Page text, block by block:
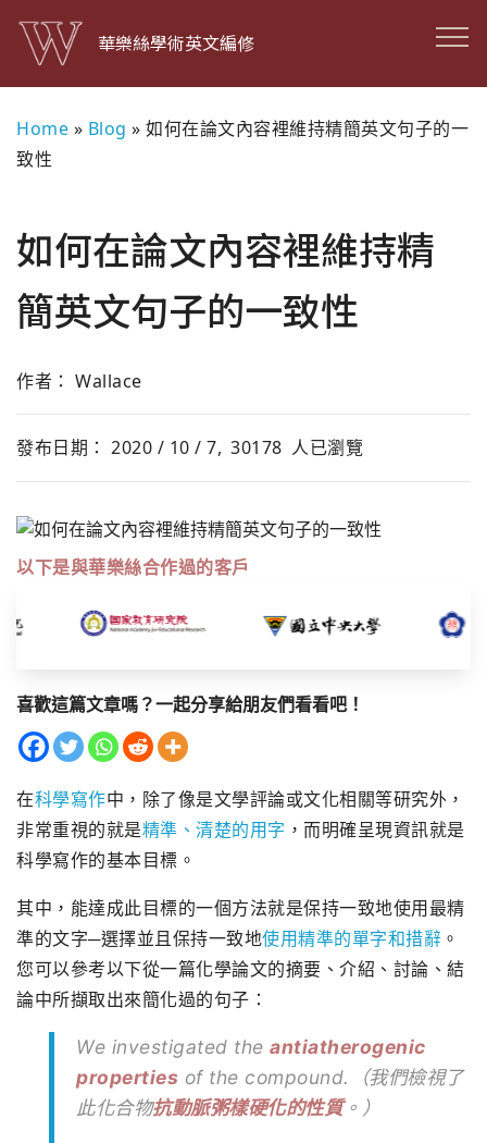
華樂絲學術英文編修
Home » Blog » 如何在論文內容裡維持精簡英文句子的一
致性
如何在論文內容裡維持精
簡英文句子的一致性
作者： Wallace
發布日期： 2020 / 10 / 7, 30178 人已瀏覽
以下是與華樂絲合作過的客戶
喜歡這篇文章嗎？一起分享給朋友們看看吧！
在科學寫作中，除了像是文學評論或文化相關等研究外，
非常重視的就是精準、清楚的用字 ，而明確呈現資訊就是
科學寫作的基本目標。
其中，能達成此目標的一個方法就是保持一致地使用最精
準的文字─選擇並且保持一致地使用精準的單字和措辭 。
您可以參考以下從一篇化學論文的摘要、介紹、討論、結
論中所擷取出來簡化過的句子：
We investigated the antiatherogenic
properties of the compound.（我們檢視了
此化合物抗動脈粥樣硬化的性質。）